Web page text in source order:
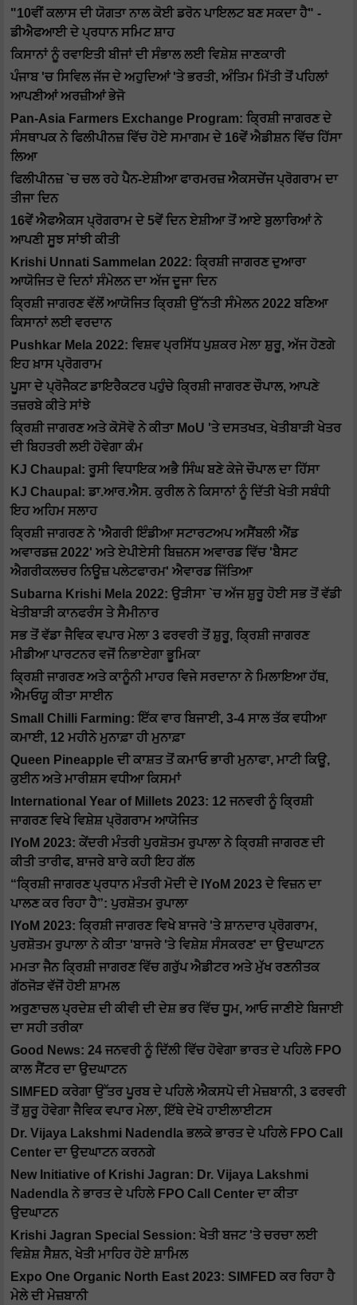
"10ਵੀਂ ਕਲਾਸ ਦੀ ਯੋਗਤਾ ਨਾਲ ਕੋਈ ਡਰੋਨ ਪਾਇਲਟ ਬਣ ਸਕਦਾ ਹੈ" -
ਡੀਐਫਆਈ ਦੇ ਪ੍ਰਧਾਨ ਸਮਿਟ ਸ਼ਾਹ
ਕਿਸਾਨਾਂ ਨੂੰ ਰਵਾਇਤੀ ਬੀਜਾਂ ਦੀ ਸੰਭਾਲ ਲਈ ਵਿਸ਼ੇਸ਼ ਜਾਣਕਾਰੀ
ਪੰਜਾਬ 'ਚ ਸਿਵਿਲ ਜੱਜ ਦੇ ਅਹੁਦਿਆਂ 'ਤੇ ਭਰਤੀ, ਅੰਤਿਮ ਮਿੱਤੀ ਤੋਂ ਪਹਿਲਾਂ
ਆਪਣੀਆਂ ਅਰਜ਼ੀਆਂ ਭੇਜੋ
Pan-Asia Farmers Exchange Program: ਕ੍ਰਿਸ਼ੀ ਜਾਗਰਣ ਦੇ
ਸੰਸਥਾਪਕ ਨੇ ਫਿਲੀਪੀਨਜ਼ ਵਿੱਚ ਹੋਏ ਸਮਾਗਮ ਦੇ 16ਵੇਂ ਐਡੀਸ਼ਨ ਵਿੱਚ ਹਿੱਸਾ
ਲਿਆ
ਫਿਲੀਪੀਨਜ਼ `ਚ ਚਲ ਰਹੇ ਪੈਨ-ਏਸ਼ੀਆ ਫਾਰਮਰਜ਼ ਐਕਸਚੇਂਜ ਪ੍ਰੋਗਰਾਮ ਦਾ
ਤੀਜਾ ਦਿਨ
16ਵੇਂ ਐਫਐਕਸ ਪ੍ਰੋਗਰਾਮ ਦੇ 5ਵੇਂ ਦਿਨ ਏਸ਼ੀਆ ਤੋਂ ਆਏ ਬੁਲਾਰਿਆਂ ਨੇ
ਆਪਣੀ ਸੂਝ ਸਾਂਝੀ ਕੀਤੀ
Krishi Unnati Sammelan 2022: ਕ੍ਰਿਸ਼ੀ ਜਾਗਰਣ ਦੁਆਰਾ
ਆਯੋਜਿਤ ਦੋ ਦਿਨਾਂ ਸੰਮੇਲਨ ਦਾ ਅੱਜ ਦੂਜਾ ਦਿਨ
ਕ੍ਰਿਸ਼ੀ ਜਾਗਰਣ ਵੱਲੋਂ ਆਯੋਜਿਤ ਕ੍ਰਿਸ਼ੀ ਉੱਨਤੀ ਸੰਮੇਲਨ 2022 ਬਣਿਆ
ਕਿਸਾਨਾਂ ਲਈ ਵਰਦਾਨ
Pushkar Mela 2022: ਵਿਸ਼ਵ ਪ੍ਰਸਿੱਧ ਪੁਸ਼ਕਰ ਮੇਲਾ ਸ਼ੁਰੂ, ਅੱਜ ਹੋਣਗੇ
ਇਹ ਖ਼ਾਸ ਪ੍ਰੋਗਰਾਮ
ਪੂਸਾ ਦੇ ਪ੍ਰੋਜੈਕਟ ਡਾਇਰੈਕਟਰ ਪਹੁੰਚੇ ਕ੍ਰਿਸ਼ੀ ਜਾਗਰਣ ਚੌਪਾਲ, ਆਪਣੇ
ਤਜ਼ਰਬੇ ਕੀਤੇ ਸਾਂਝੇ
ਕ੍ਰਿਸ਼ੀ ਜਾਗਰਣ ਅਤੇ ਕੋਸੋਵੋ ਨੇ ਕੀਤਾ MoU 'ਤੇ ਦਸਤਖਤ, ਖੇਤੀਬਾੜੀ ਖੇਤਰ
ਦੀ ਬਿਹਤਰੀ ਲਈ ਹੋਵੇਗਾ ਕੰਮ
KJ Chaupal: ਰੂਸੀ ਵਿਧਾਇਕ ਅਭੈ ਸਿੰਘ ਬਣੇ ਕੇਜੇ ਚੌਪਾਲ ਦਾ ਹਿੱਸਾ
KJ Chaupal: ਡਾ.ਆਰ.ਐਸ. ਕੁਰੀਲ ਨੇ ਕਿਸਾਨਾਂ ਨੂੰ ਦਿੱਤੀ ਖੇਤੀ ਸਬੰਧੀ
ਇਹ ਅਹਿਮ ਸਲਾਹ
ਕ੍ਰਿਸ਼ੀ ਜਾਗਰਣ ਨੇ 'ਐਗਰੀ ਇੰਡੀਆ ਸਟਾਰਟਅਪ ਅਸੈਂਬਲੀ ਐਂਡ
ਅਵਾਰਡਜ਼ 2022' ਅਤੇ ਏਪੀਏਸੀ ਬਿਜ਼ਨਸ ਅਵਾਰਡ ਵਿੱਚ 'ਬੈਸਟ
ਐਗਰੀਕਲਚਰ ਨਿਊਜ਼ ਪਲੇਟਫਾਰਮ' ਐਵਾਰਡ ਜਿੱਤਿਆ
Subarna Krishi Mela 2022: ਉੜੀਸਾ `ਚ ਅੱਜ ਸ਼ੁਰੂ ਹੋਈ ਸਭ ਤੋਂ ਵੱਡੀ
ਖੇਤੀਬਾੜੀ ਕਾਨਫਰੰਸ ਤੇ ਸੈਮੀਨਾਰ
ਸਭ ਤੋਂ ਵੱਡਾ ਜੈਵਿਕ ਵਪਾਰ ਮੇਲਾ 3 ਫਰਵਰੀ ਤੋਂ ਸ਼ੁਰੂ, ਕ੍ਰਿਸ਼ੀ ਜਾਗਰਣ
ਮੀਡੀਆ ਪਾਰਟਨਰ ਵਜੋਂ ਨਿਭਾਏਗਾ ਭੂਮਿਕਾ
ਕ੍ਰਿਸ਼ੀ ਜਾਗਰਣ ਅਤੇ ਕਾਨੂੰਨੀ ਮਾਹਰ ਵਿਜੇ ਸਰਦਾਨਾ ਨੇ ਮਿਲਾਇਆ ਹੱਥ,
ਐਮਓਯੂ ਕੀਤਾ ਸਾਈਨ
Small Chilli Farming: ਇੱਕ ਵਾਰ ਬਿਜਾਈ, 3-4 ਸਾਲ ਤੱਕ ਵਧੀਆ
ਕਮਾਈ, 12 ਮਹੀਨੇ ਮੁਨਾਫ਼ਾ ਹੀ ਮੁਨਾਫ਼ਾ
Queen Pineapple ਦੀ ਕਾਸ਼ਤ ਤੋਂ ਕਮਾਓ ਭਾਰੀ ਮੁਨਾਫਾ, ਮਾਟੀ ਕਿਊ,
ਕੁਈਨ ਅਤੇ ਮਾਰੀਸ਼ਸ ਵਧੀਆ ਕਿਸਮਾਂ
International Year of Millets 2023: 12 ਜਨਵਰੀ ਨੂੰ ਕ੍ਰਿਸ਼ੀ
ਜਾਗਰਣ ਵਿਖੇ ਵਿਸ਼ੇਸ਼ ਪ੍ਰੋਗਰਾਮ ਆਯੋਜਿਤ
IYoM 2023: ਕੇਂਦਰੀ ਮੰਤਰੀ ਪੁਰਸ਼ੋਤਮ ਰੁਪਾਲਾ ਨੇ ਕ੍ਰਿਸ਼ੀ ਜਾਗਰਣ ਦੀ
ਕੀਤੀ ਤਾਰੀਫ, ਬਾਜਰੇ ਬਾਰੇ ਕਹੀ ਇਹ ਗੱਲ
“ਕ੍ਰਿਸ਼ੀ ਜਾਗਰਣ ਪ੍ਰਧਾਨ ਮੰਤਰੀ ਮੋਦੀ ਦੇ IYoM 2023 ਦੇ ਵਿਜ਼ਨ ਦਾ
ਪਾਲਣ ਕਰ ਰਿਹਾ ਹੈ”: ਪੁਰਸ਼ੋਤਮ ਰੁਪਾਲਾ
IYoM 2023: ਕ੍ਰਿਸ਼ੀ ਜਾਗਰਣ ਵਿਖੇ ਬਾਜਰੇ 'ਤੇ ਸ਼ਾਨਦਾਰ ਪ੍ਰੋਗਰਾਮ,
ਪੁਰਸ਼ੋਤਮ ਰੁਪਾਲਾ ਨੇ ਕੀਤਾ 'ਬਾਜਰੇ 'ਤੇ ਵਿਸ਼ੇਸ਼ ਸੰਸਕਰਣ' ਦਾ ਉਦਘਾਟਨ
ਮਮਤਾ ਜੈਨ ਕ੍ਰਿਸ਼ੀ ਜਾਗਰਣ ਵਿੱਚ ਗਰੁੱਪ ਐਡੀਟਰ ਅਤੇ ਮੁੱਖ ਰਣਨੀਤਕ
ਗੱਠਜੋੜ ਵੱਜੋਂ ਹੋਈ ਸ਼ਾਮਲ
ਅਰੁਣਾਚਲ ਪ੍ਰਦੇਸ਼ ਦੀ ਕੀਵੀ ਦੀ ਦੇਸ਼ ਭਰ ਵਿੱਚ ਧੂਮ, ਆਓ ਜਾਣੀਏ ਬਿਜਾਈ
ਦਾ ਸਹੀ ਤਰੀਕਾ
Good News: 24 ਜਨਵਰੀ ਨੂੰ ਦਿੱਲੀ ਵਿੱਚ ਹੋਵੇਗਾ ਭਾਰਤ ਦੇ ਪਹਿਲੇ FPO
ਕਾਲ ਸੈਂਟਰ ਦਾ ਉਦਘਾਟਨ
SIMFED ਕਰੇਗਾ ਉੱਤਰ ਪੂਰਬ ਦੇ ਪਹਿਲੇ ਐਕਸਪੋ ਦੀ ਮੇਜ਼ਬਾਨੀ, 3 ਫਰਵਰੀ
ਤੋਂ ਸ਼ੁਰੂ ਹੋਵੇਗਾ ਜੈਵਿਕ ਵਪਾਰ ਮੇਲਾ, ਇੱਥੇ ਦੇਖੋ ਹਾਈਲਾਈਟਸ
Dr. Vijaya Lakshmi Nadendla ਭਲਕੇ ਭਾਰਤ ਦੇ ਪਹਿਲੇ FPO Call
Center ਦਾ ਉਦਘਾਟਨ ਕਰਨਗੇ
New Initiative of Krishi Jagran: Dr. Vijaya Lakshmi
Nadendla ਨੇ ਭਾਰਤ ਦੇ ਪਹਿਲੇ FPO Call Center ਦਾ ਕੀਤਾ
ਉਦਘਾਟਨ
Krishi Jagran Special Session: ਖੇਤੀ ਬਜਟ 'ਤੇ ਚਰਚਾ ਲਈ
ਵਿਸ਼ੇਸ਼ ਸੈਸ਼ਨ, ਖੇਤੀ ਮਾਹਿਰ ਹੋਏ ਸ਼ਾਮਿਲ
Expo One Organic North East 2023: SIMFED ਕਰ ਰਿਹਾ ਹੈ
ਮੇਲੇ ਦੀ ਮੇਜ਼ਬਾਨੀ